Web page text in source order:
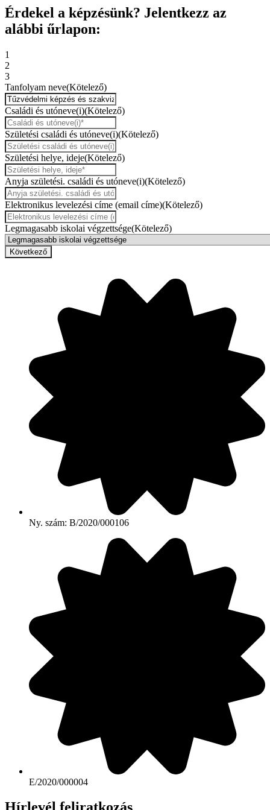
Érdekel a képzésünk? Jelentkezz az
alábbi űrlapon:
1
2
3
Tanfolyam neve(Kötelező)
Családi és utóneve(i)(Kötelező)
Születési családi és utóneve(i)(Kötelező)
Születési helye, ideje(Kötelező)
Anyja születési. családi és utóneve(i)(Kötelező)
Elektronikus levelezési címe (email címe)(Kötelező)
Legmagasabb iskolai végzettsége(Kötelező)
Következő
Ny. szám: B/2020/000106
E/2020/000004